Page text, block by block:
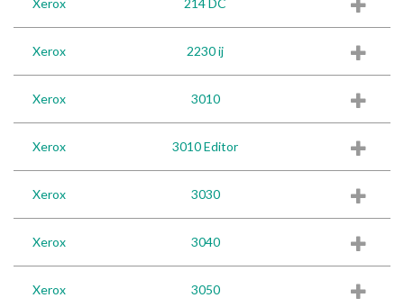
Xerox 214 DC
Xerox 2230 ij
Xerox 3010
Xerox 3010 Editor
Xerox 3030
Xerox 3040
Xerox 3050